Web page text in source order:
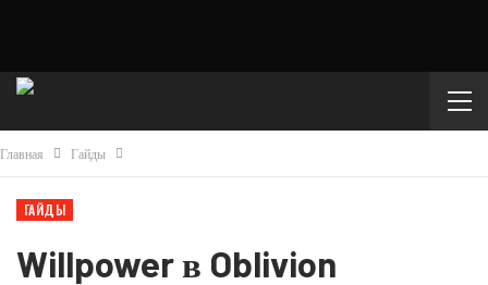
Главная Гайды
ГАЙДЫ
Willpower в Oblivion